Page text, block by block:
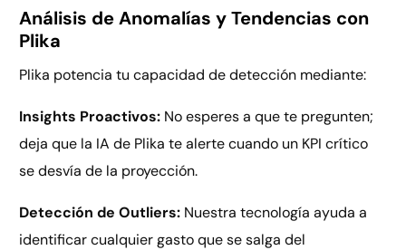
Análisis de Anomalías y Tendencias con
Plika
Plika potencia tu capacidad de detección mediante:
Insights Proactivos: No esperes a que te pregunten;
deja que la IA de Plika te alerte cuando un KPI crítico
se desvía de la proyección.
Detección de Outliers: Nuestra tecnología ayuda a
identificar cualquier gasto que se salga del